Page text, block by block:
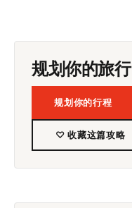
规划你的旅行
规划你的行程
♡ 收藏这篇攻略